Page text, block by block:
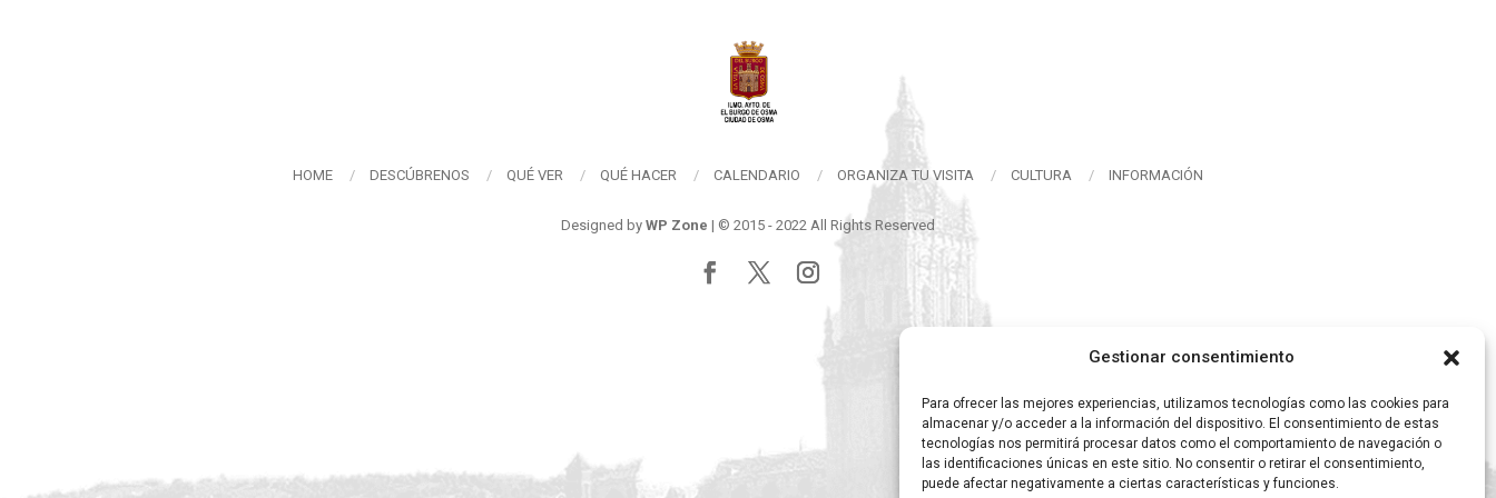
Gestionar consentimiento
Para ofrecer las mejores experiencias, utilizamos tecnologías como las cookies para
almacenar y/o acceder a la información del dispositivo. El consentimiento de estas
tecnologías nos permitirá procesar datos como el comportamiento de navegación o
las identificaciones únicas en este sitio. No consentir o retirar el consentimiento,
puede afectar negativamente a ciertas características y funciones.
HOME DESCÚBRENOS QUÉ VER QUÉ HACER CALENDARIO ORGANIZA TU VISITA CULTURA INFORMACIÓN
Designed by WP Zone | © 2015 - 2022 All Rights Reserved